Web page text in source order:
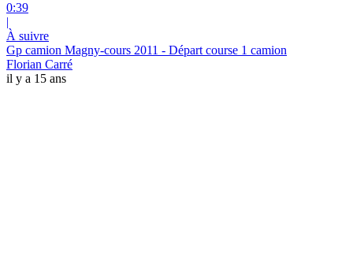
0:39
|
À suivre
Gp camion Magny-cours 2011 - Départ course 1 camion
Florian Carré
il y a 15 ans